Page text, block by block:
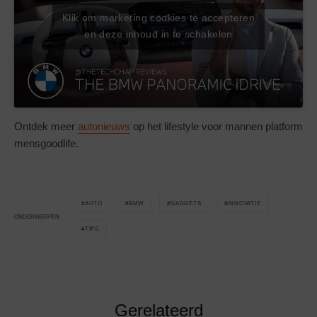
Klik om marketing cookies te accepteren
en deze inhoud in te schakelen
Ontdek meer autonieuws op het lifestyle voor mannen platform
mensgoodlife.
ONDERWERPEN
AUTO BMW GADGETS INNOVATIE
TIPS
Gerelateerd